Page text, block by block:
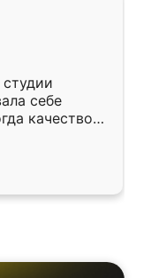
себе
качеством
уже почти